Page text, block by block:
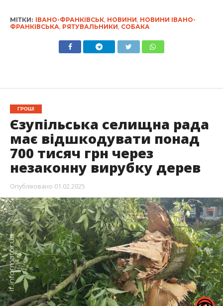
МІТКИ: ІВАНО-ФРАНКІВСЬК, НОВИНИ НОВИНИ ІВАНО-
ФРАНКІВСЬКА РЯТУВАЛЬНИКИ СОБАКА
ГРОШІ
Єзупільська селищна рада
має відшкодувати понад
700 тисяч грн через
незаконну вирубку дерев
Опубліковано 01.02.2025